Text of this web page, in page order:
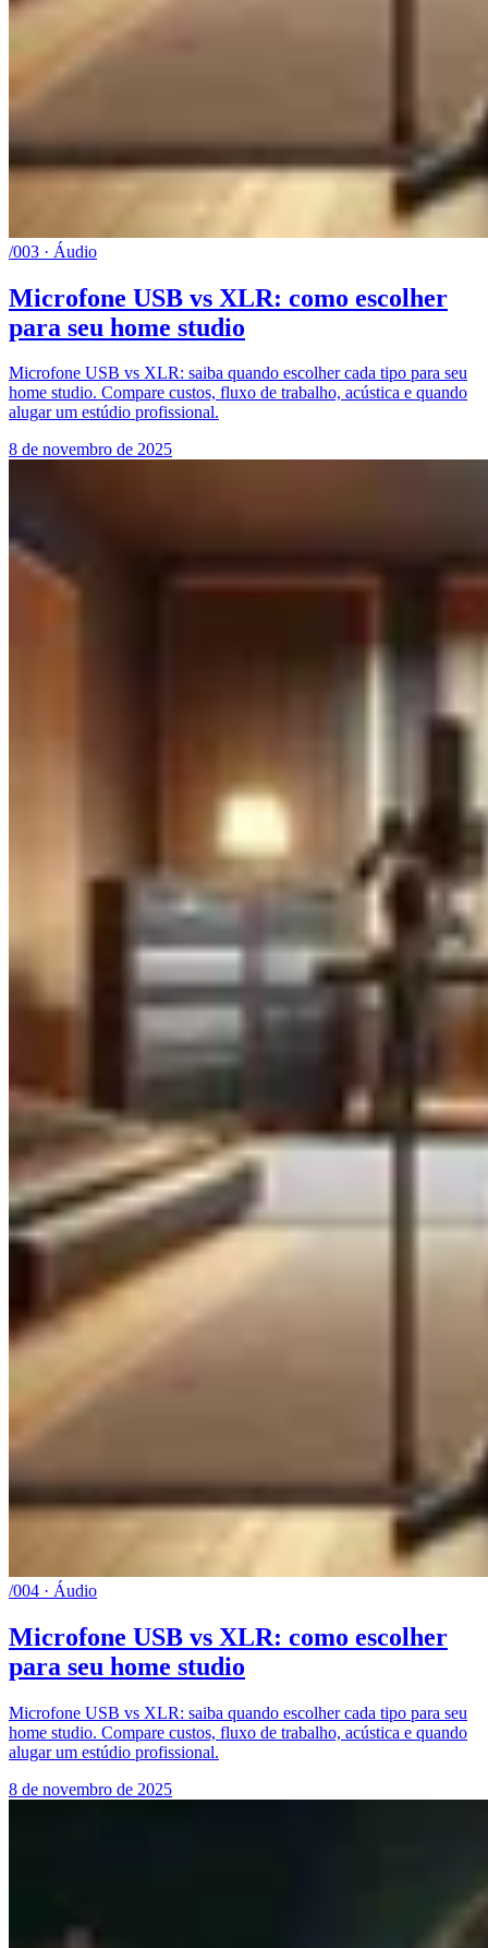
/003 · Áudio
Microfone USB vs XLR: como escolher
para seu home studio
Microfone USB vs XLR: saiba quando escolher cada tipo para seu
home studio. Compare custos, fluxo de trabalho, acústica e quando
alugar um estúdio profissional.
8 de novembro de 2025
/004 · Áudio
Microfone USB vs XLR: como escolher
para seu home studio
Microfone USB vs XLR: saiba quando escolher cada tipo para seu
home studio. Compare custos, fluxo de trabalho, acústica e quando
alugar um estúdio profissional.
8 de novembro de 2025